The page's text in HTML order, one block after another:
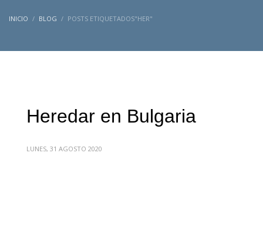
INICIO BLOG POSTS ETIQUETADOS"HER"
Heredar en Bulgaria
LUNES, 31 AGOSTO 2020